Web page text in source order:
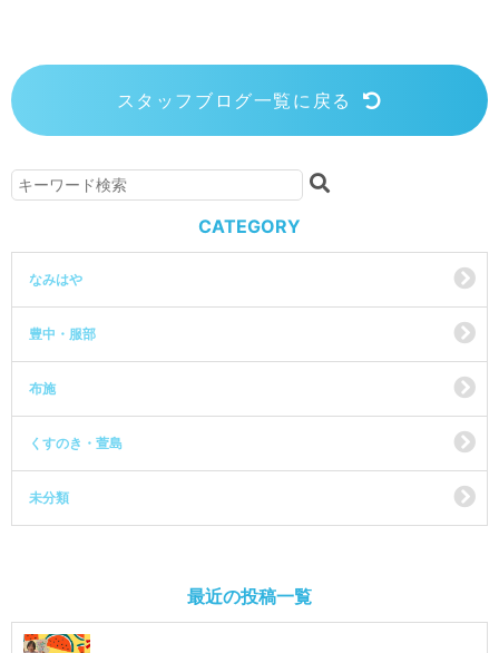
スタッフブログ一覧に戻る
CATEGORY
なみはや
豊中・服部
布施
くすのき・萱島
未分類
最近の投稿一覧